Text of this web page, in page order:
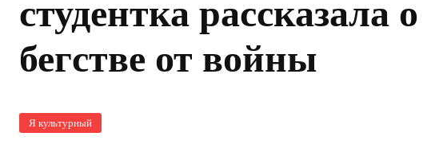
студентка рассказала о
бегстве от войны
Я культурный